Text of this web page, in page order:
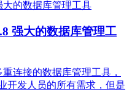
强大的数据库管理工
重连接的数据库管理工具，
开发人员的所有需求，但是